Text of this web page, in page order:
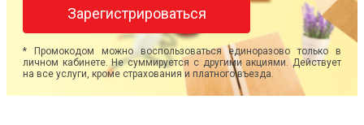
Зарегистрироваться
* Промокодом можно воспользоваться единоразово только в
личном кабинете. Не суммируется с другими акциями. Действует
на все услуги, кроме страхования и платного въезда.